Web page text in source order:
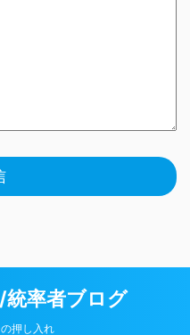
率者ブログ
押し入れ